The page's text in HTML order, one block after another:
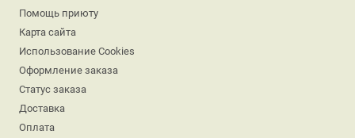
Помощь приюту
Карта сайта
Использование Cookies
Оформление заказа
Статус заказа
Доставка
Оплата